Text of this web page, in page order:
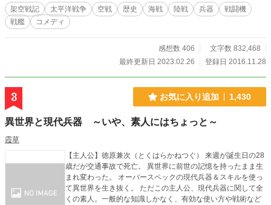
可のものを検索し使用しています。 表紙イラストは、ヤング
マガジンで賞をとった方が画いたものです。
架空戦記 太平洋戦争 空戦 歴史 海戦 陸戦 兵器
戦闘機
戦艦
コメディ
感想数 406
文字数 832,468
最終更新日 2023.02.26
登録日 2016.11.28
3 お気に入り追加 1,430
異世界と現代兵器 ～いや、素人にはちょっと～
霞草
【主人公】徳原兼次（とくはらかねつぐ） 来週が誕生日の28
歳だが交通事故で死亡。 異世界に前世の記憶を持ったまま生
まれ変わった。 オーバースペックの現代兵器＆スキルを使っ
て異世界を生き抜く。 ただこの主人公、現代兵器に関して全
くの素人。一般的な知識しかなく、有効な使い方や戦術など